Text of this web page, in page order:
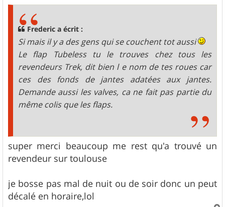
Frederic a écrit :
Si mais il y a des gens qui se couchent tot aussi
Le flap Tubeless tu le trouves chez tous les
revendeurs Trek, dit bien l e nom de tes roues car
ces des fonds de jantes adatées aux jantes.
Demande aussi les valves, ca ne fait pas partie du
même colis que les flaps.
super merci beaucoup me rest qu'a trouvé un
revendeur sur toulouse
je bosse pas mal de nuit ou de soir donc un peut
décalé en horaire,lol